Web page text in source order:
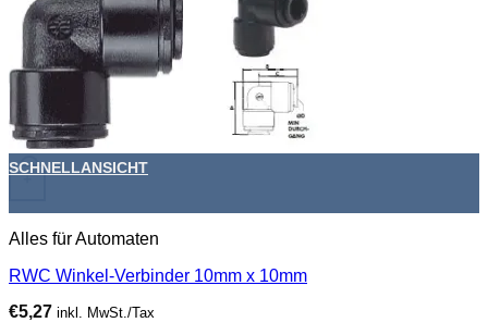
+
SCHNELLANSICHT
Alles für Automaten
RWC Winkel-Verbinder 10mm x 10mm
€5,27 inkl. MwSt./Tax